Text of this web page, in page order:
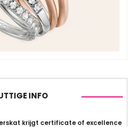
INFO
krijgt certificate of excellence